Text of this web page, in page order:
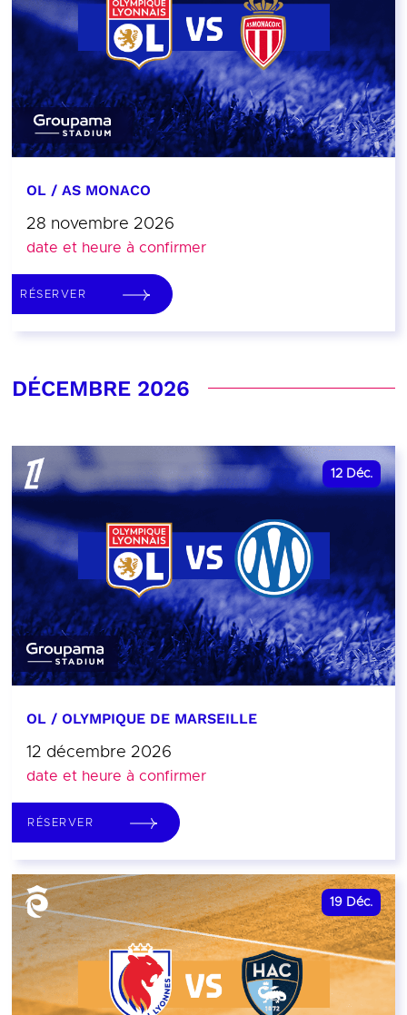
OL / AS MONACO
28 novembre 2026
date et heure à confirmer
RÉSERVER
DÉCEMBRE 2026
12 Déc.
OL / OLYMPIQUE DE MARSEILLE
12 décembre 2026
date et heure à confirmer
RÉSERVER
19 Déc.